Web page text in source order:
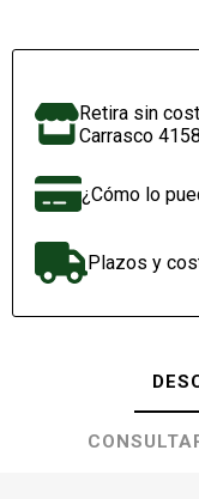
Retira sin
Carrasco
¿Cómo lo
Plazos y